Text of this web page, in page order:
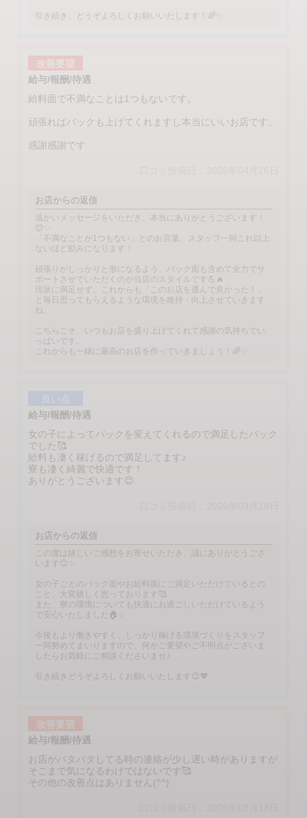
引き続き、どうぞよろしくお願いいたします！🌈✨
改善要望
給与/報酬/待遇
給料面で不満なことは1つもないです。
頑張ればバックも上げてくれますし本当にいいお店です。
感謝感謝です
お店からの返信
温かいメッセージをいただき、本当にありがとうございます！
😊✨
「不満なことが1つもない」とのお言葉、スタッフ一同これ以上
ないほど励みになります！
頑張りがしっかりと形になるよう、バック面も含めて全力でサ
ポートさせていただくのが当店のスタイルです💪🔥
現状に満足せず、これからも「このお店を選んで良かった！」
と毎日思ってもらえるような環境を維持・向上させていきます
ね。
こちらこそ、いつもお店を盛り上げてくれて感謝の気持ちでい
っぱいです。
これからも一緒に最高のお店を作っていきましょう！🌈✨
良い点
給与/報酬/待遇
女の子によってバックを変えてくれるので満足したバック
でした🥰
給料も凄く稼げるので満足してます♪
寮も凄く綺麗で快適です！
ありがとうございます😊
お店からの返信
この度は嬉しいご感想をお寄せいただき、誠にありがとうござ
います😊✨
女の子ごとのバック面やお給料面にご満足いただけているとの
こと、大変嬉しく思っております🥰
また、寮の環境についても快適にお過ごしいただけているよう
で安心いたしました🏠✨
今後もより働きやすく、しっかり稼げる環境づくりをスタッフ
一同努めてまいりますので、何かご要望やご不明点がございま
したらお気軽にご相談くださいませ♪
引き続きどうぞよろしくお願いいたします😊💖
改善要望
給与/報酬/待遇
お店がバタバタしてる時の連絡が少し遅い時がありますが
そこまで気になるわけではないです🥰
その他の改善点はありません(^^)